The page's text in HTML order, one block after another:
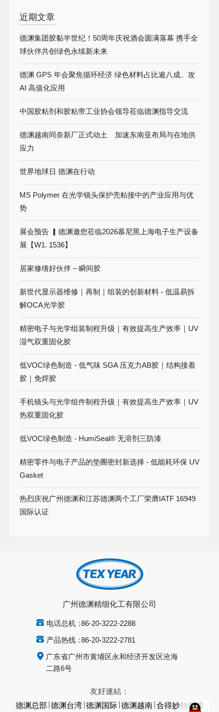
近期文章
德渊集团胶黏半世纪！50周年庆祝酒会圆满落幕 携手全
球伙伴共创绿色永续新未来
德渊 GPS 年会聚焦循环经济 绿色材料占比逾八成、攻
AI 高值化应用
中国胶粘剂和胶粘带工业协会领导莅临德渊指导交流
德渊越南同奈新厂正式动土 加速东南亚布局与在地供
应力
世界地球日 德渊在行动
MS Polymer 在光学镜头保护壳粘接中的产业应用与优
势
展会预告 ▎德渊邀您莅临2026慕尼黑上海电子生产设备
展【W1. 1536】
居家修缮好伙伴 – 瞬间胶
新世代显示器维修｜再制｜组装的创新材料 - 低温易拆
解OCA光学胶
精密电子与光学组装制程升级｜有效提高生产效率｜UV
湿气双重固化胶
低VOC绿色制造 - 低气味 SGA 压克力AB胶｜结构接着
胶｜免焊胶
手机镜头与光学组件制程升级｜有效提高生产效率｜UV
热双重固化胶
低VOC绿色制造 - HumiSeal® 无溶剂三防漆
精密零件与电子产品的垫圈密封新选择 - 低能耗环保 UV
Gasket
热烈庆祝广州德渊和江苏德渊两个工厂荣膺IATF 16949
国际认证
广州德渊精细化工有限公司
电话总机：86-20-3222-2288
产品热线：86-20-3222-2781
广东省广州市黄埔区永和经济开发区沧海
二路6号
友好連結：
德渊总部 德渊台湾 德渊国际 德渊越南 合得妙熱熔膠